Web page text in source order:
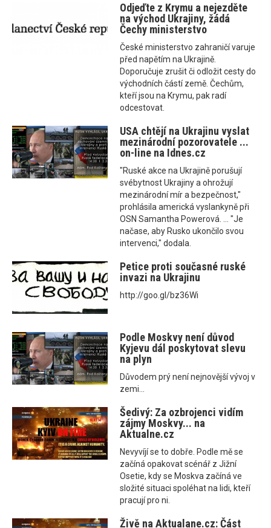
Odjeďte z Krymu a nejezděte
na východ Ukrajiny, žádá
Čechy ministerstvo
České ministerstvo zahraničí varuje
před napětím na Ukrajině.
Doporučuje zrušit či odložit cesty do
východních částí země. Čechům,
kteří jsou na Krymu, pak radí
odcestovat.
USA chtějí na Ukrajinu vyslat
mezinárodní pozorovatele ...
on-line na Idnes.cz
"Ruské akce na Ukrajině porušují
svébytnost Ukrajiny a ohrožují
mezinárodní mír a bezpečnost,"
prohlásila americká vyslankyně při
OSN Samantha Powerová. ... "Je
načase, aby Rusko ukončilo svou
intervenci," dodala.
Petice proti současné ruské
invazi na Ukrajinu
http://goo.gl/bz36Wi
Podle Moskvy není důvod
Kyjevu dál poskytovat slevu
na plyn
Důvodem prý není nejnovější vývoj v
zemi...
Šedivý: Za ozbrojenci vidím
zájmy Moskvy... na
Aktualne.cz
Nevyvíjí se to dobře. Podle mě se
začíná opakovat scénář z Jižní
Osetie, kdy se Moskva začíná ve
složité situaci spoléhat na lidi, kteří
pracují pro ni.
Živě na Aktualane.cz: Část